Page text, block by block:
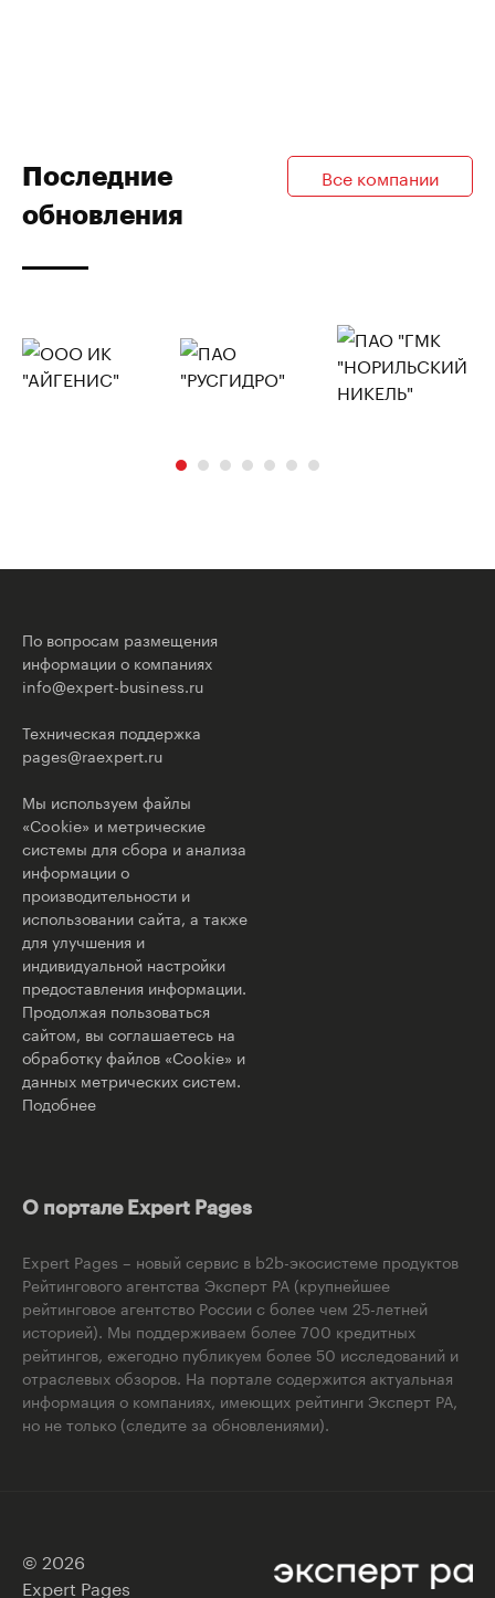
Последние
обновления
Все компании
По вопросам размещения
информации о компаниях
info@expert-business.ru
Техническая поддержка
pages@raexpert.ru
Мы используем файлы
«Cookie» и метрические
системы для сбора и анализа
информации о
производительности и
использовании сайта, а также
для улучшения и
индивидуальной настройки
предоставления информации.
Продолжая пользоваться
сайтом, вы соглашаетесь на
обработку файлов «Cookie» и
данных метрических систем.
Подобнее
О портале Expert Pages
Expert Pages – новый сервис в b2b-экосистеме продуктов
Рейтингового агентства Эксперт РА (крупнейшее
рейтинговое агентство России с более чем 25-летней
историей). Мы поддерживаем более 700 кредитных
рейтингов, ежегодно публикуем более 50 исследований и
отраслевых обзоров. На портале содержится актуальная
информация о компаниях, имеющих рейтинги Эксперт РА,
но не только (следите за обновлениями).
© 2026
Expert Pages